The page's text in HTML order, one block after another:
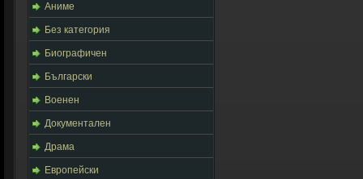
Аниме
Без категория
Биографичен
Български
Военен
Документален
Драма
Европейски